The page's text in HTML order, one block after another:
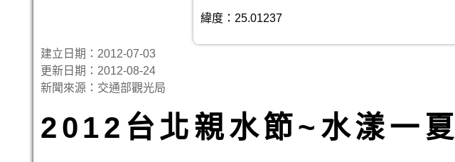
緯度：25.01237
建立日期：2012-07-03
更新日期：2012-08-24
新聞來源：交通部觀光局
2012台北親水節~水漾一夏